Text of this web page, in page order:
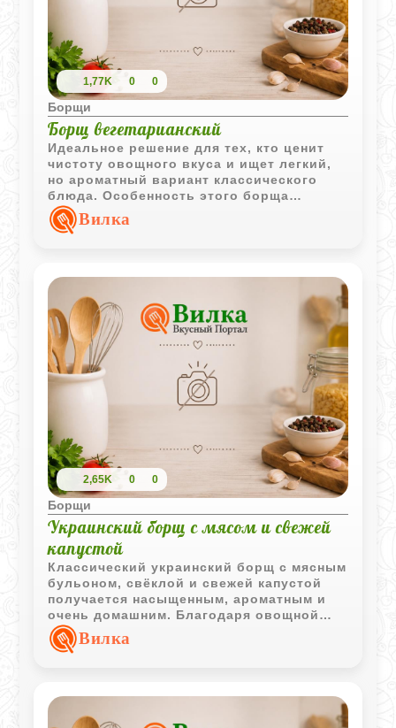
1,77K 0 0
Борщи
Борщ вегетарианский
Идеальное решение для тех, кто ценит
чистоту овощного вкуса и ищет легкий,
но ароматный вариант классического
блюда. Особенность этого борща
заключается в варке целой свеклы, что
позволяет сохранить насыщенный цвет и
Сливочное масло придает зажарке
нежную нотку, а сочетание свежих
овощей делает обед полезным.
Вилка
2,65K 0 0
Борщи
Украинский борщ с мясом и свежей
капустой
Классический украинский борщ с мясным
бульоном, свёклой и свежей капустой
получается насыщенным, ароматным и
очень домашним. Благодаря овощной
зажарке и чесноку вкус супа становится
ярким и глубоким.
Вилка